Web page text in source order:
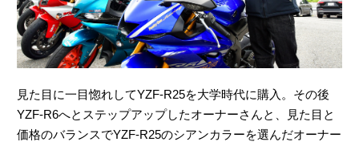
見た目に一目惚れしてYZF-R25を大学時代に購入。その後
YZF-R6へとステップアップしたオーナーさんと、見た目と
価格のバランスでYZF-R25のシアンカラーを選んだオーナー